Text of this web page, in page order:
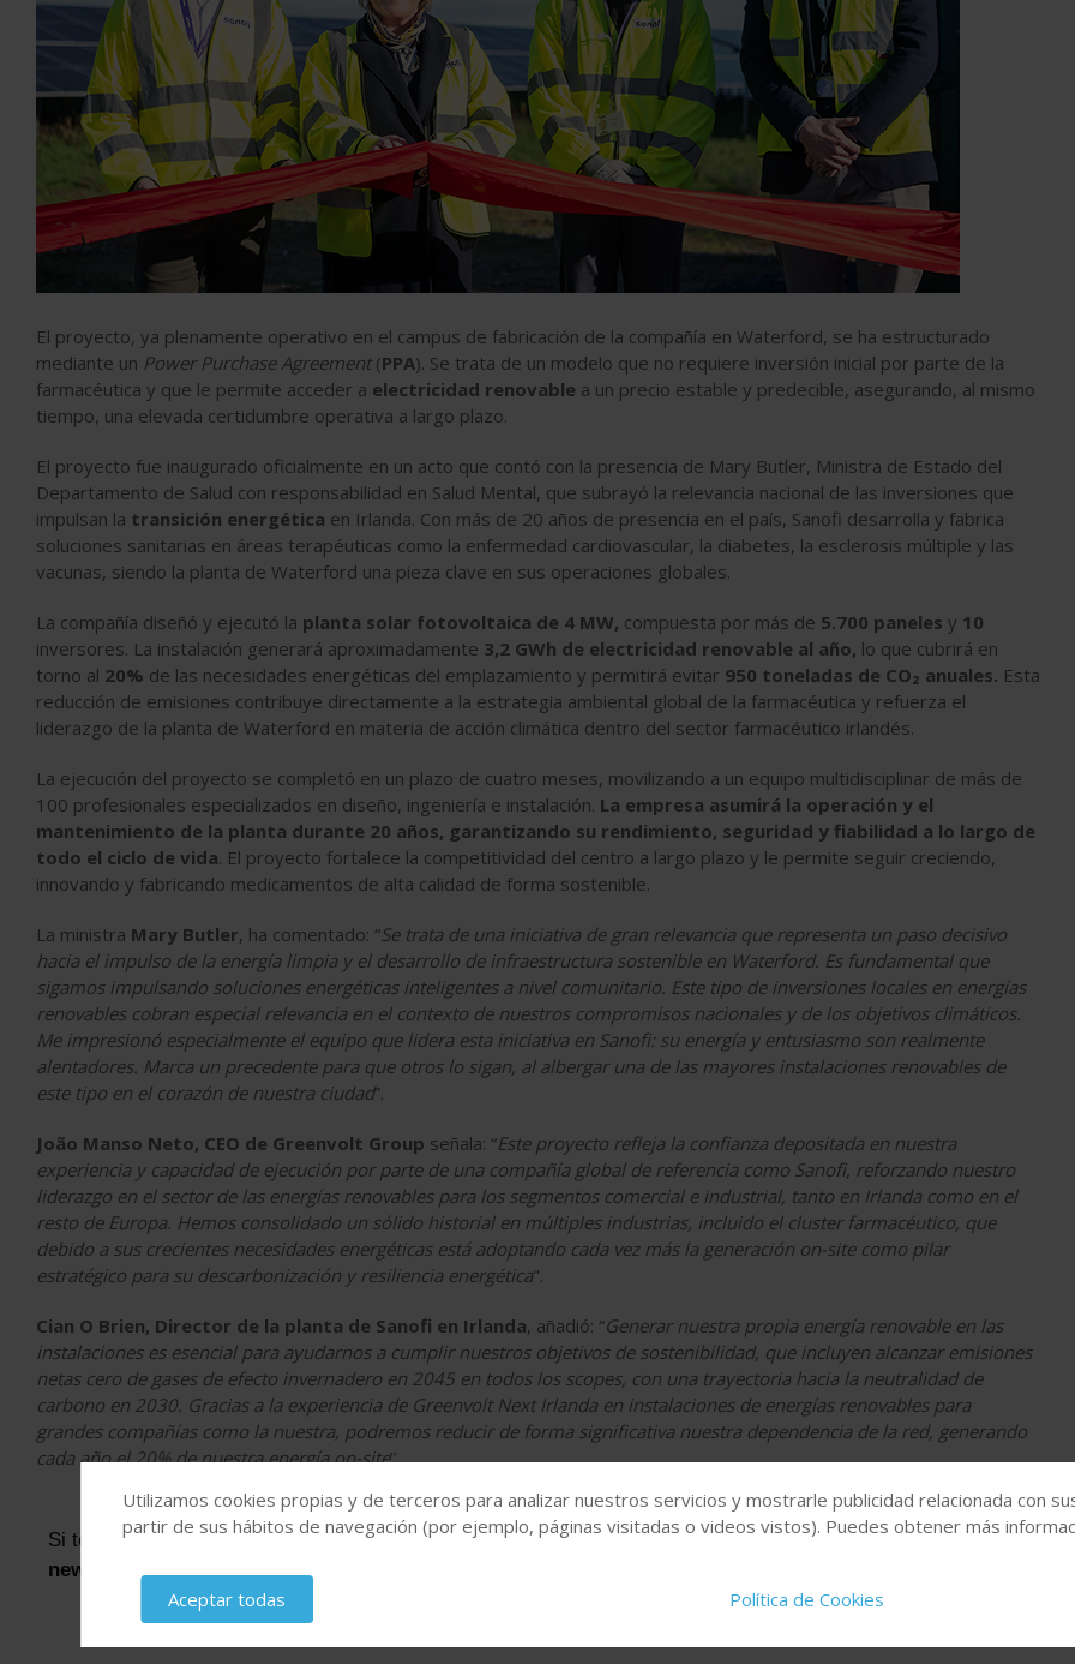
El proyecto, ya plenamente operativo en el campus de fabricación de la compañía en Waterford, se ha estructurado
mediante un Power Purchase Agreement(PPA). Se trata de un modelo que no requiere inversión inicial por parte de la
farmacéutica y que le permite acceder a electricidad renovable a un precio estable y predecible, asegurando, al mismo
tiempo, una elevada certidumbre operativa a largo plazo.
El proyecto fue inaugurado oficialmente en un acto que contó con la presencia de Mary Butler, Ministra de Estado del
Departamento de Salud con responsabilidad en Salud Mental, que subrayó la relevancia nacional de las inversiones que
impulsan la transición energética en Irlanda. Con más de 20 años de presencia en el país, Sanofi desarrolla y fabrica
soluciones sanitarias en áreas terapéuticas como la enfermedad cardiovascular, la diabetes, la esclerosis múltiple y las
vacunas, siendo la planta de Waterford una pieza clave en sus operaciones globales.
La compañía diseñó y ejecutó la planta solar fotovoltaica de 4 MW, compuesta por más de 5.700 paneles y 10
inversores. La instalación generará aproximadamente 3,2 GWh de electricidad renovable al año, lo que cubrirá en
torno al 20% de las necesidades energéticas del emplazamiento y permitirá evitar 950 toneladas de CO₂ anuales. Esta
reducción de emisiones contribuye directamente a la estrategia ambiental global de la farmacéutica y refuerza el
liderazgo de la planta de Waterford en materia de acción climática dentro del sector farmacéutico irlandés.
La ejecución del proyecto se completó en un plazo de cuatro meses, movilizando a un equipo multidisciplinar de más de
100 profesionales especializados en diseño, ingeniería e instalación. La empresa asumirá la operación y el
mantenimiento de la planta durante 20 años, garantizando su rendimiento, seguridad y fiabilidad a lo largo de
todo el ciclo de vida. El proyecto fortalece la competitividad del centro a largo plazo y le permite seguir creciendo,
innovando y fabricando medicamentos de alta calidad de forma sostenible.
La ministra Mary Butler, ha comentado: “Se trata de una iniciativa de gran relevancia que representa un paso decisivo
hacia el impulso de la energía limpia y el desarrollo de infraestructura sostenible en Waterford. Es fundamental que
sigamos impulsando soluciones energéticas inteligentes a nivel comunitario. Este tipo de inversiones locales en energías
renovables cobran especial relevancia en el contexto de nuestros compromisos nacionales y de los objetivos climáticos.
Me impresionó especialmente el equipo que lidera esta iniciativa en Sanofi: su energía y entusiasmo son realmente
alentadores. Marca un precedente para que otros lo sigan, al albergar una de las mayores instalaciones renovables de
este tipo en el corazón de nuestra ciudad”.
João Manso Neto, CEO de Greenvolt Group señala: “Este proyecto refleja la confianza depositada en nuestra
experiencia y capacidad de ejecución por parte de una compañía global de referencia como Sanofi, reforzando nuestro
liderazgo en el sector de las energías renovables para los segmentos comercial e industrial, tanto en Irlanda como en el
resto de Europa. Hemos consolidado un sólido historial en múltiples industrias, incluido el cluster farmacéutico, que
debido a sus crecientes necesidades energéticas está adoptando cada vez más la generación on-site como pilar
estratégico para su descarbonización y resiliencia energética".
Cian O Brien, Director de la planta de Sanofi en Irlanda, añadió: “Generar nuestra propia energía renovable en las
instalaciones es esencial para ayudarnos a cumplir nuestros objetivos de sostenibilidad, que incluyen alcanzar emisiones
netas cero de gases de efecto invernadero en 2045 en todos los scopes, con una trayectoria hacia la neutralidad de
carbono en 2030. Gracias a la experiencia de Greenvolt Next Irlanda en instalaciones de energías renovables para
grandes compañías como la nuestra, podremos reducir de forma significativa nuestra dependencia de la red, generando
cada año el 20% de nuestra energía on-site”.
Si te ha parecido interesante, puedessuscribirte a nuestros
newsletters
Utilizamos cookies propias y de terceros para analizar nuestros servicios y mostrarle publicidad relacionada con
partir de sus hábitos de navegación (por ejemplo, páginas visitadas o videos vistos). Puedes obtener más
Aceptar todas Política de Cookies